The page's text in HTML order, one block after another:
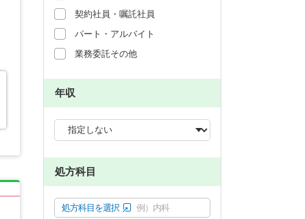
契約社員・嘱託社員
パート・アルバイト
業務委託その他
年収
処方科目
処方科目を選択 例）内科